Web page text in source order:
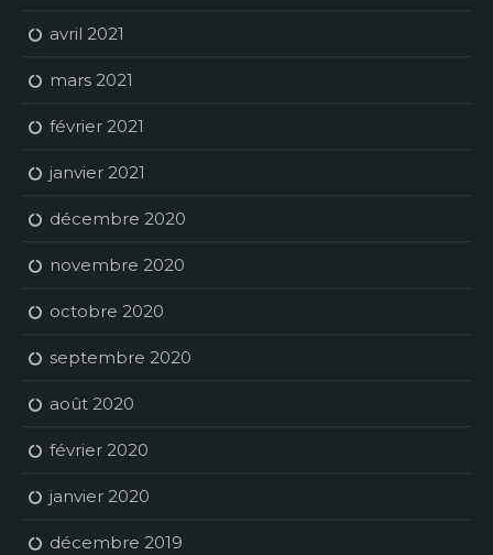
avril 2021
mars 2021
février 2021
janvier 2021
décembre 2020
novembre 2020
octobre 2020
septembre 2020
août 2020
février 2020
janvier 2020
décembre 2019